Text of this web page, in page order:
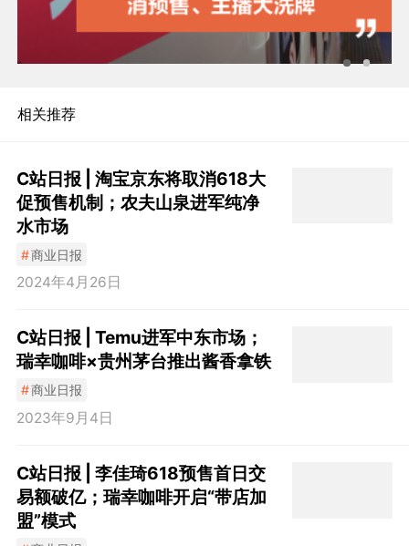
相关推荐
C站日报 | 淘宝京东将取消618大
促预售机制；农夫山泉进军纯净
水市场
#商业日报
2024年4月26日
C站日报 | Temu进军中东市场；
瑞幸咖啡×贵州茅台推出酱香拿铁
#商业日报
2023年9月4日
C站日报 | 李佳琦618预售首日交
易额破亿；瑞幸咖啡开启“带店加
盟”模式